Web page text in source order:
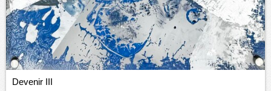
Devenir III